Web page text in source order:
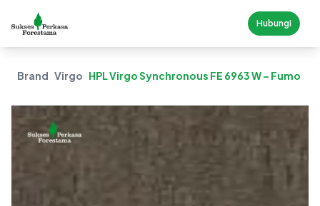
Hubungi
Brand Virgo HPL Virgo Synchronous FE 6963 W – Fumo